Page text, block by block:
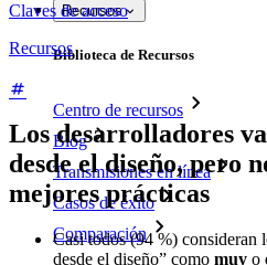
Recursos
Biblioteca de Recursos
Centro de recursos
Blog
Transmisiones en línea
Casos de éxito
Comparación
Claves de acceso
Recursos
Los desarrolladores
desde el diseño, pero
mejores prácticas
Casi todos (94 %) consideran
desde el diseño” como muy o